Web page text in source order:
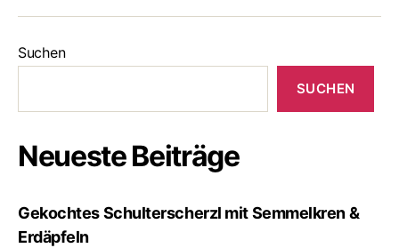
Suchen
SUCHEN
Neueste Beiträge
Gekochtes Schulterscherzl mit Semmelkren &
Erdäpfeln